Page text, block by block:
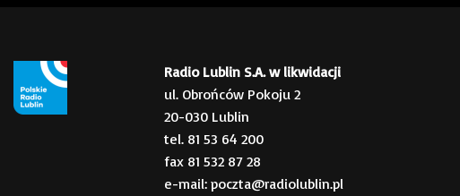
Radio Lublin S.A. w likwidacji
ul. Obrońców Pokoju 2
20-030 Lublin
tel. 81 53 64 200
fax 81 532 87 28
e-mail: poczta@radiolublin.pl